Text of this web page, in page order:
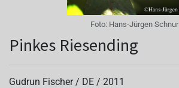
Foto: Hans-Jürgen Schnur
Pinkes Riesending
Gudrun Fischer / DE / 2011